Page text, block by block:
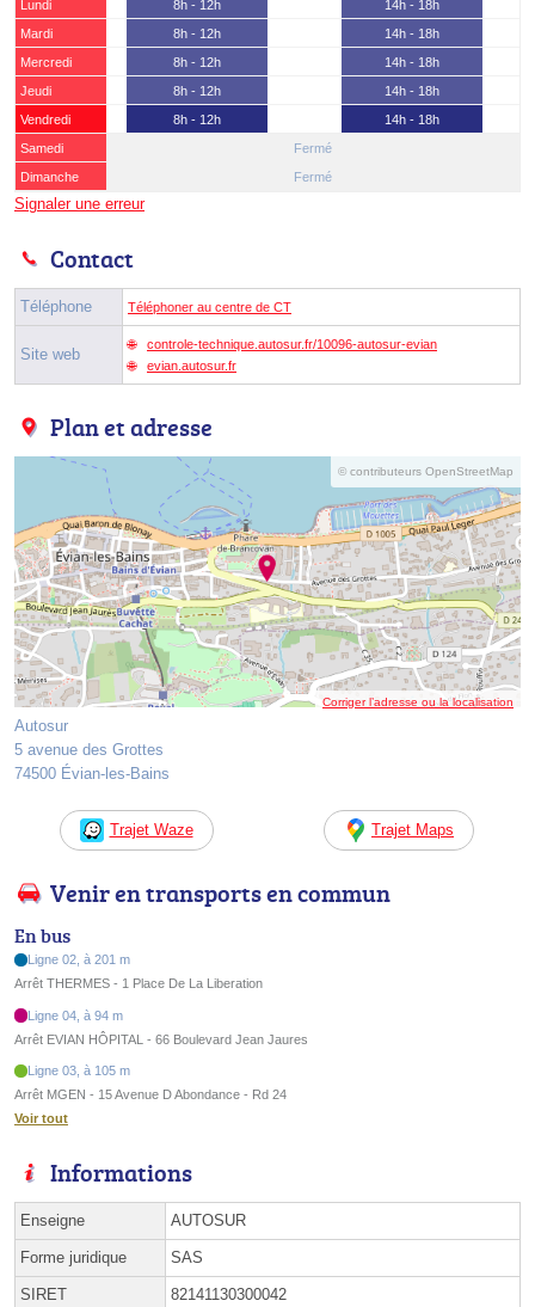
Lundi 8h - 12h
14h - 18h
Mardi
8h - 12h
14h - 18h
Mercredi
8h - 12h
14h - 18h
Jeudi
8h - 12h
14h - 18h
Vendredi
8h - 12h
14h - 18h
Samedi
Fermé
Dimanche
Fermé
Signaler une erreur
Contact
Téléphone Téléphoner au centre de CT
Site web
controle-technique.autosur.fr/10096-autosur-evian
evian.autosur.fr
Plan et adresse
© contributeurs OpenStreetMap
Corriger l’adresse ou la localisation
Autosur
5 avenue des Grottes
74500 Évian-les-Bains
Trajet Waze Trajet Maps
Venir en transports en commun
En bus
Ligne 02, à 201 m
Arrêt THERMES - 1 Place De La Liberation
Ligne 04, à 94 m
Arrêt EVIAN HÔPITAL - 66 Boulevard Jean Jaures
Ligne 03, à 105 m
Arrêt MGEN - 15 Avenue D Abondance - Rd 24
Voir tout
Informations
Enseigne AUTOSUR
Forme juridique SAS
SIRET 82141130300042